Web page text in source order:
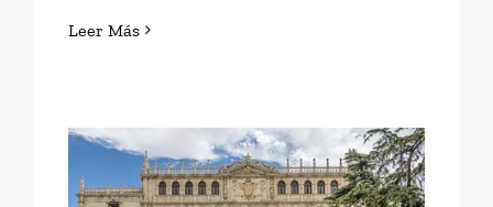
Leer Más